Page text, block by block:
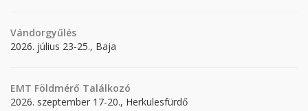
Vándorgyűlés
2026. július 23-25., Baja
EMT Földmérő Találkozó
2026. szeptember 17-20., Herkulesfürdő